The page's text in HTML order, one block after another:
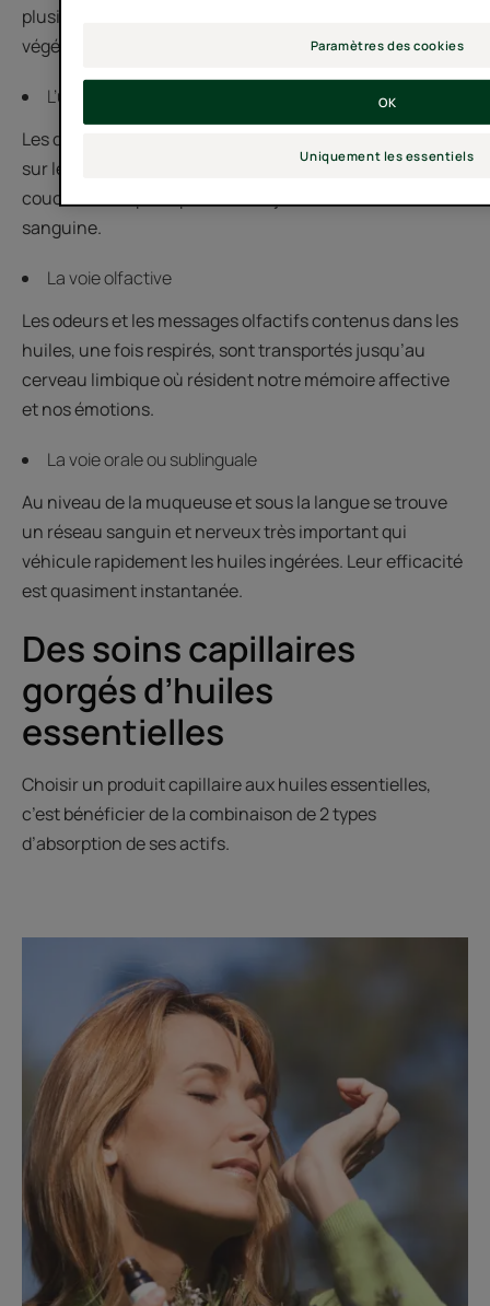
plusieurs façons, seules ou diluées dans une huile
végétale.
L’utilisation cutanée
Les quelques gouttes d’huiles essentielles, déposées
sur le poignet par exemple, franchissent les différentes
couches de la peau pour aller rejoindre la circulation
sanguine.
La voie olfactive
Les odeurs et les messages olfactifs contenus dans les
huiles, une fois respirés, sont transportés jusqu’au
cerveau limbique où résident notre mémoire affective
et nos émotions.
La voie orale ou sublinguale
Au niveau de la muqueuse et sous la langue se trouve
un réseau sanguin et nerveux très important qui
véhicule rapidement les huiles ingérées. Leur efficacité
est quasiment instantanée.
Des soins capillaires
gorgés d’huiles
essentielles
Choisir un produit capillaire aux huiles essentielles,
c’est bénéficier de la combinaison de 2 types
d’absorption de ses actifs.
Paramètres des cookies
Uniquement les essentiels
OK